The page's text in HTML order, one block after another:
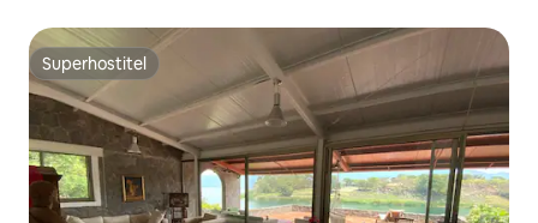
Superhostitel
Superhostitel